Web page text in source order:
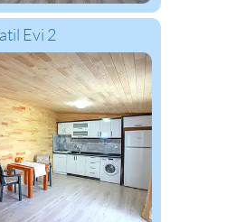
Evi 2